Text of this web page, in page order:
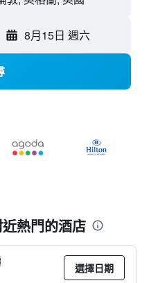
8月15日 週六
熱門的酒店
選擇日期